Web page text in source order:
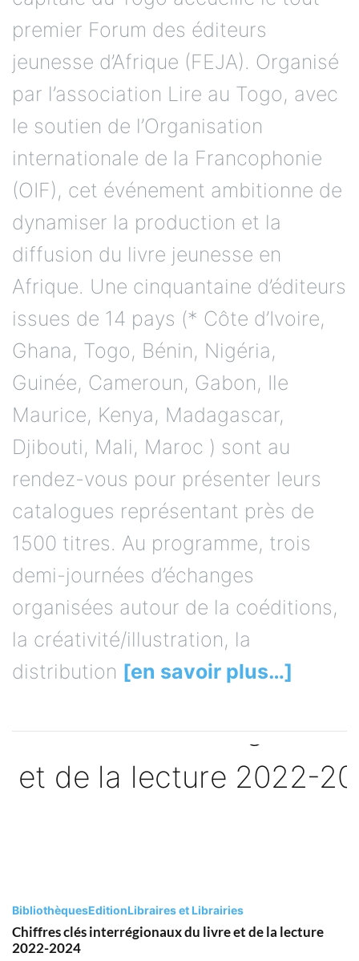
premier Forum des éditeurs
jeunesse d’Afrique (FEJA). Organisé
par l’association Lire au Togo, avec
le soutien de l’Organisation
internationale de la Francophonie
(OIF), cet événement ambitionne de
dynamiser la production et la
diffusion du livre jeunesse en
Afrique. Une cinquantaine d’éditeurs
issues de 14 pays (* Côte d’Ivoire,
Ghana, Togo, Bénin, Nigéria,
Guinée, Cameroun, Gabon, Ile
Maurice, Kenya, Madagascar,
Djibouti, Mali, Maroc ) sont au
rendez-vous pour présenter leurs
catalogues représentant près de
1500 titres. Au programme, trois
demi-journées d’échanges
organisées autour de la coéditions,
la créativité/illustration, la
distribution [en savoir plus…]
BibliothèquesEditionLibraires et Librairies
Chiffres clés interrégionaux du livre et de la lecture
2022-2024